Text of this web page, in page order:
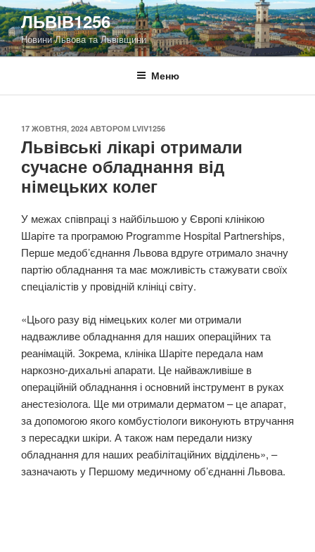
Перейти
до
вмісту
ЛЬВІВ1256
Новини Львова та Львівщини
Меню
ОПУБЛІКОВАНО
17 ЖОВТНЯ, 2024 АВТОРОМ LVIV1256
Львівські лікарі отримали
сучасне обладнання від
німецьких колег
У межах співпраці з найбільшою у Європі клінікою
Шаріте та програмою Programme Hospital Partnerships,
Перше медоб’єднання Львова вдруге отримало значну
партію обладнання та має можливість стажувати своїх
спеціалістів у провідній клініці світу.
«Цього разу від німецьких колег ми отримали
надважливе обладнання для наших операційних та
реанімацій. Зокрема, клініка Шаріте передала нам
наркозно-дихальні апарати. Це найважливіше в
операційній обладнання і основний інструмент в руках
анестезіолога. Ще ми отримали дерматом – це апарат,
за допомогою якого комбустіологи виконують втручання
з пересадки шкіри. А також нам передали низку
обладнання для наших реабілітаційних відділень», –
зазначають у Першому медичному об’єднанні Львова.